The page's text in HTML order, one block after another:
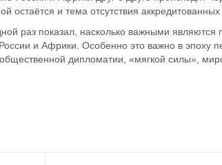
остаётся и тема отсутствия
раз показал, насколько важными
России и Африки. Особенно это важно в эпоху
общественной дипломатии, «мягкой силы»,